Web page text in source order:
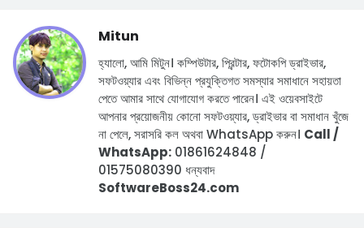
Mitun
হ্যালো, আমি মিটুন। কম্পিউটার, প্রিন্টার, ফটোকপি ড্রাইভার,
সফটওয়্যার এবং বিভিন্ন প্রযুক্তিগত সমস্যার সমাধানে সহায়তা
পেতে আমার সাথে যোগাযোগ করতে পারেন। এই ওয়েবসাইটে
আপনার প্রয়োজনীয় কোনো সফটওয়্যার, ড্রাইভার বা সমাধান খুঁজে
না পেলে, সরাসরি কল অথবা WhatsApp করুন। Call /
WhatsApp: 01861624848 /
01575080390 ধন্যবাদ
SoftwareBoss24.com